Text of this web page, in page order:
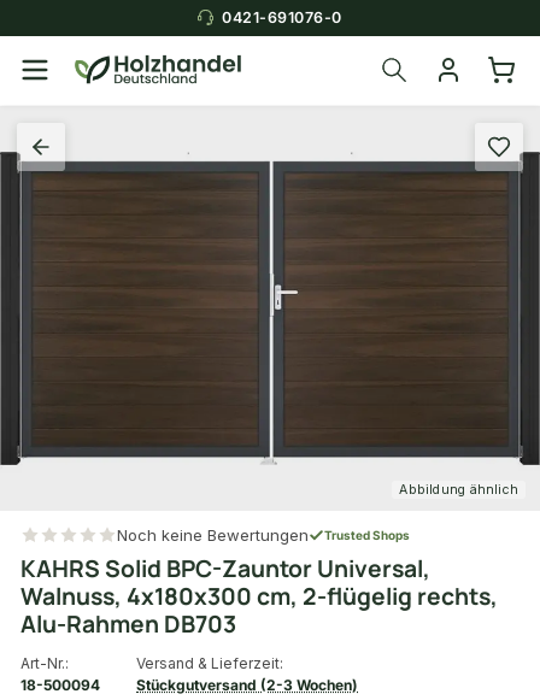
0421-691076-0
Abbildung ähnlich
Noch keine Bewertungen Trusted Shops
KAHRS Solid BPC-Zauntor Universal,
Walnuss, 4x180x300 cm, 2-flügelig rechts,
Alu-Rahmen DB703
Art-Nr.:
18-500094
Versand & Lieferzeit:
Stückgutversand (2-3 Wochen)